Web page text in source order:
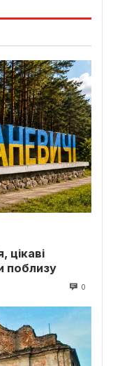
цікаві
поблизу
0